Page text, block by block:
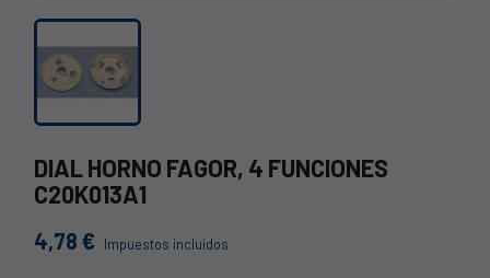
DIAL HORNO FAGOR, 4 FUNCIONES
C20K013A1
4,78 € Impuestos incluidos